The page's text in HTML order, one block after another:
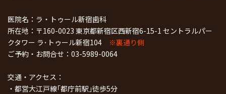
医院名：ラ・トゥール新宿歯科
所在地：〒160-0023 東京都新宿区西新宿6-15-1 セントラルパー
クタワー ラ･トゥール新宿104 ※裏通り側
ご予約・お問合せ： 03-5989-0064
交通・アクセス：
・都営大江戸線｢都庁前駅｣徒歩5分